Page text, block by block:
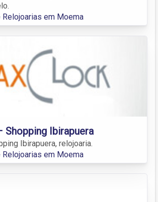
em Moema
Shopping Ibirapuera
Ibirapuera, relojoaria.
em Moema